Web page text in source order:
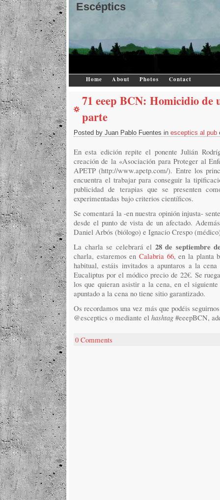
Escéptics
Home About Photos Contact
71 eeep BCN: Homicidio de
parte
Posted by Juan Pablo Fuentes in esceptics al pub
En esta edición repite el ponente Julián
creación de la «Asociación para Proteger al
APETP (http://www.apetp.com/). Entre los
encuentra el trabajar para conseguir la
publicidad de terapias que se presenten
experimentadas bajo criterios científicos.
Se comentará la -en nuestra opinión injusta-
desde el punto de vista de un afectado.
Daniel Arbós (biólogo) e Ignacio Crespo
La charla se celebrará el 28 de septiembre
charla, estaremos en Calabria 66, en la planta
habitual, estáis invitados a apuntaros a la
Eucaliptus por el módico precio de 22€. Se
los que quieran asistir a la cena, en el
apuntado a la cena no tiene sitio garantizado.
Os recordamos una vez más que podéis
@esceptics o mediante el hashtag #eeepBCN,
0 Comments